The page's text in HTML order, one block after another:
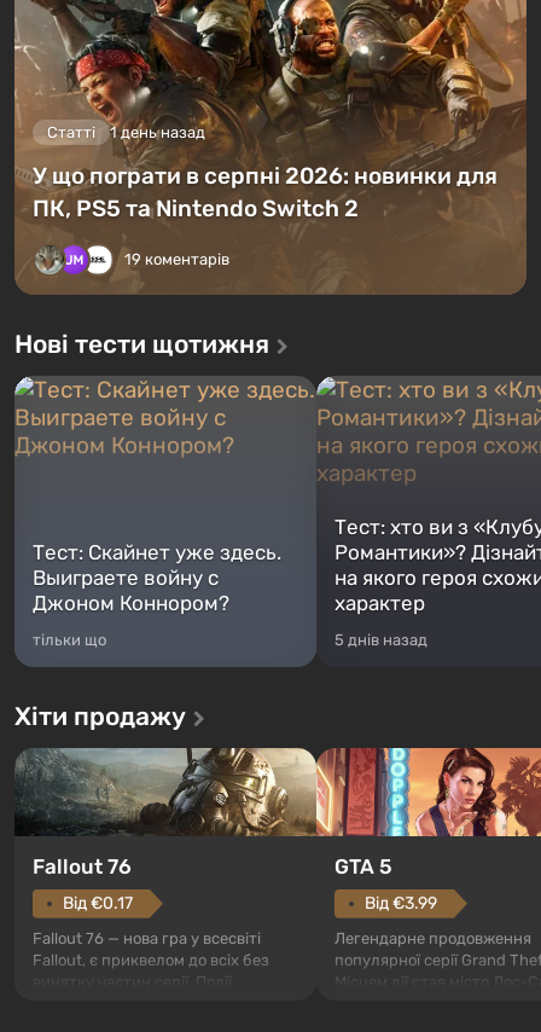
Статті 1 день назад
У що пограти в серпні 2026: новинки для
ПК, PS5 та Nintendo Switch 2
19 коментарів
Нові тести щотижня
Тест: Скайнет уже здесь.
Выиграете войну с
Джоном Коннором?
тільки що
Тест: хто ви з
Романтики»?
на якого героя
характер
5 днів назад
Хіти продажу
Fallout 76
Від €0.17
Fallout 76 — нова гра у всесвіті
Fallout, є приквелом до всіх без
винятку частин серії. Події
GTA 5
Від €3.99
Легендарне продовження
популярної серії Grand
Місцем дії став місто Лос-